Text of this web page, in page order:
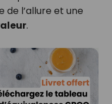
de l’allure et une
.